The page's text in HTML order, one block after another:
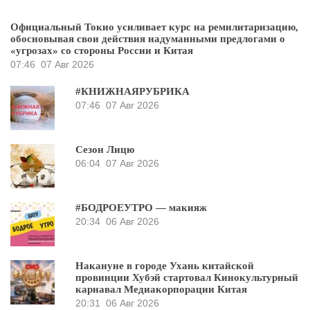
Официальный Токио усиливает курс на ремилитаризацию,
обосновывая свои действия надуманными предлогами о
«угрозах» со стороны России и Китая
07:46 07 Авг 2026
#КНИЖНАЯРУБРИКА
07:46 07 Авг 2026
Сезон Лицю
06:04 07 Авг 2026
#БОДРОЕУТРО — макияж
20:34 06 Авг 2026
Накануне в городе Ухань китайской
провинции Хубэй стартовал Кинокультурный
карнавал Медиакорпорации Китая
20:31 06 Авг 2026